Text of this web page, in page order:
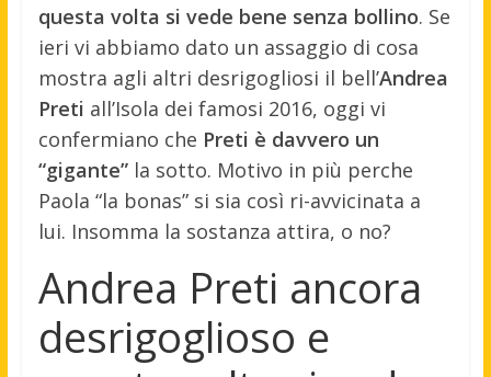
questa volta si vede bene senza bollino. Se
ieri vi abbiamo dato un assaggio di cosa
mostra agli altri desrigogliosi il bell’Andrea
Preti all’Isola dei famosi 2016, oggi vi
confermiano che Preti è davvero un
“gigante”la sotto. Motivo in più perche
Paola “la bonas” si sia così ri-avvicinata a
lui. Insomma la sostanza attira, o no?
Andrea Preti ancora
desrigoglioso e